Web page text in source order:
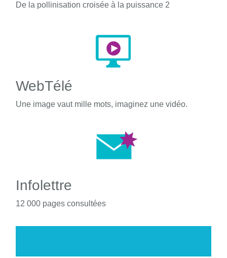
De la pollinisation croisée à la puissance 2
WebTélé
Une image vaut mille mots, imaginez une vidéo.
Infolettre
12 000 pages consultées